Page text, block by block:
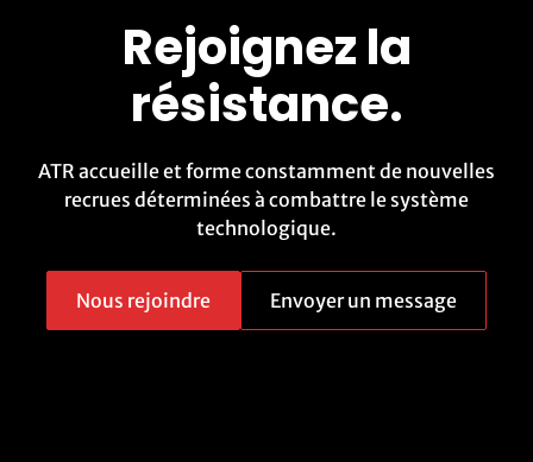
Rejoignez la
résistance.
ATR accueille et forme constamment de nouvelles
recrues déterminées à combattre le système
technologique.
Nous rejoindre Envoyer un message